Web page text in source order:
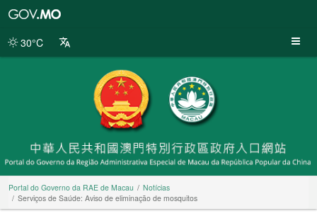
da
30°C
Portal do Governo da RAE de Macau
Notícias
Serviços de Saúde: Aviso de eliminação de mosquitos